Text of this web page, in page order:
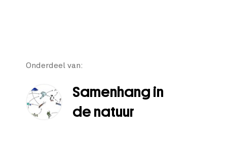
Onderdeel van:
Samenhang in
de natuur